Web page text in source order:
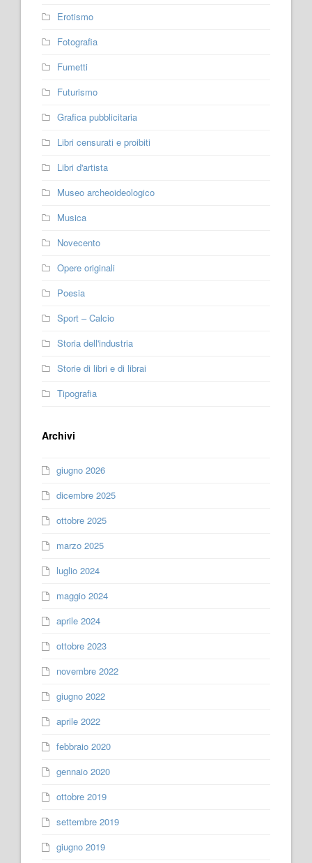
Erotismo
Fotografia
Fumetti
Futurismo
Grafica pubblicitaria
Libri censurati e proibiti
Libri d'artista
Museo archeoideologico
Musica
Novecento
Opere originali
Poesia
Sport – Calcio
Storia dell'industria
Storie di libri e di librai
Tipografia
Archivi
giugno 2026
dicembre 2025
ottobre 2025
marzo 2025
luglio 2024
maggio 2024
aprile 2024
ottobre 2023
novembre 2022
giugno 2022
aprile 2022
febbraio 2020
gennaio 2020
ottobre 2019
settembre 2019
giugno 2019